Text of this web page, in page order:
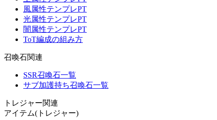
風属性テンプレPT
光属性テンプレPT
闇属性テンプレPT
ToT編成の組み方
召喚石関連
SSR召喚石一覧
サブ加護持ち召喚石一覧
トレジャー関連
アイテム(トレジャー)